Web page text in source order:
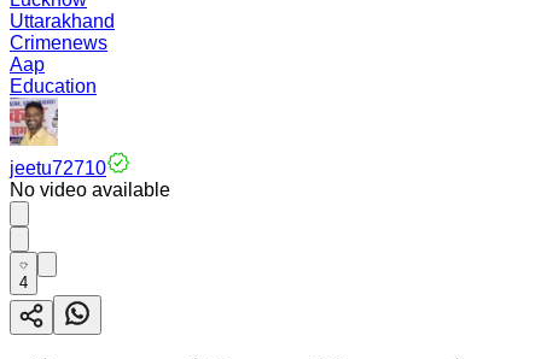
Uttarakhand
Crimenews
Aap
Education
jeetu72710
No video available
4